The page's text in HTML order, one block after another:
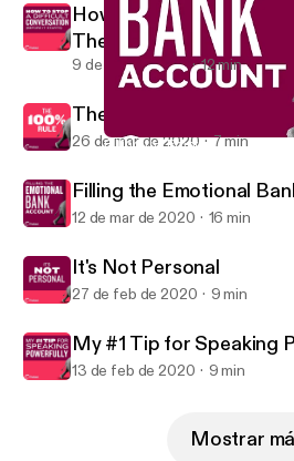
Filling the Emotional Bank
How to Stop Difficult
They Start)
9 de abr de 2020 12 min
The 100% Rule
26 de mar de 2020 7 min
Filling the Emotional
12 de mar de 2020 16 min
It's Not Personal
27 de feb de 2020 9 min
My #1 Tip for Speaking
13 de feb de 2020 9 min
Mostrar